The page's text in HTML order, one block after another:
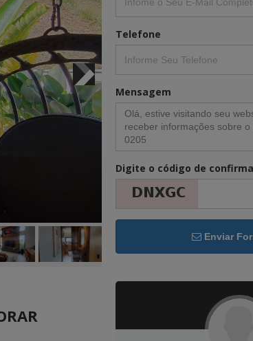
Telefone
Mensagem
Digite o código de
Enviar